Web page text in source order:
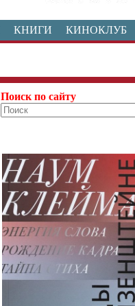
КНИГИ КИНОКЛУБ
Поиск по сайту